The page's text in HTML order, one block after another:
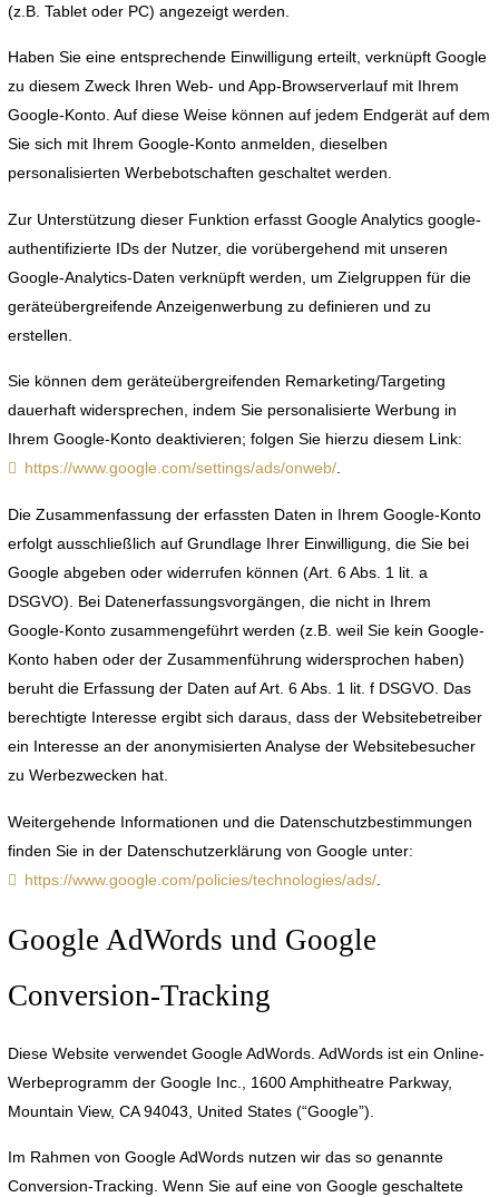
(z.B. Tablet oder PC) angezeigt werden.
Haben Sie eine entsprechende Einwilligung erteilt, verknüpft Google
zu diesem Zweck Ihren Web- und App-Browserverlauf mit Ihrem
Google-Konto. Auf diese Weise können auf jedem Endgerät auf dem
Sie sich mit Ihrem Google-Konto anmelden, dieselben
personalisierten Werbebotschaften geschaltet werden.
Zur Unterstützung dieser Funktion erfasst Google Analytics google-
authentifizierte IDs der Nutzer, die vorübergehend mit unseren
Google-Analytics-Daten verknüpft werden, um Zielgruppen für die
geräteübergreifende Anzeigenwerbung zu definieren und zu
erstellen.
Sie können dem geräteübergreifenden Remarketing/Targeting
dauerhaft widersprechen, indem Sie personalisierte Werbung in
Ihrem Google-Konto deaktivieren; folgen Sie hierzu diesem Link:
https://www.google.com/settings/ads/onweb/
Die Zusammenfassung der erfassten Daten in Ihrem Google-Konto
erfolgt ausschließlich auf Grundlage Ihrer Einwilligung, die Sie bei
Google abgeben oder widerrufen können (Art. 6 Abs. 1 lit. a
DSGVO). Bei Datenerfassungsvorgängen, die nicht in Ihrem
Google-Konto zusammengeführt werden (z.B. weil Sie kein Google-
Konto haben oder der Zusammenführung widersprochen haben)
beruht die Erfassung der Daten auf Art. 6 Abs. 1 lit. f DSGVO. Das
berechtigte Interesse ergibt sich daraus, dass der Websitebetreiber
ein Interesse an der anonymisierten Analyse der Websitebesucher
zu Werbezwecken hat.
Weitergehende Informationen und die Datenschutzbestimmungen
finden Sie in der Datenschutzerklärung von Google unter:
https://www.google.com/policies/technologies/ads/
Google AdWords und Google
Conversion-Tracking
Diese Website verwendet Google AdWords. AdWords ist ein Online-
Werbeprogramm der Google Inc., 1600 Amphitheatre Parkway,
Mountain View, CA 94043, United States (“Google”).
Im Rahmen von Google AdWords nutzen wir das so genannte
Conversion-Tracking. Wenn Sie auf eine von Google geschaltete